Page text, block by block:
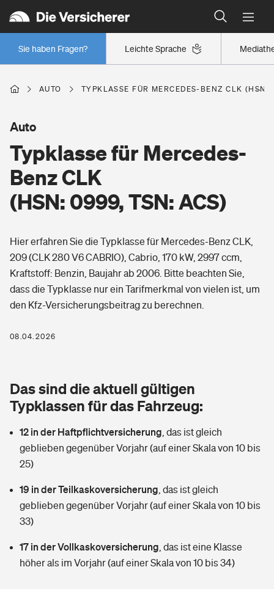
Leichte Sprache
Sie haben Fragen?
Wer versichert was: Jetzt Versicherer finden
Regionalklassen: So ist Ihre Region eingestuft
Wer versichert was: Jetzt Versicherer finden
Berufsunfähigkeitsversicherung
Arbeitsrechtsschutz
Berufshaftpflichtversicherung
Rentenrechner: Wie viel Geld bekomme ich im Alter?
Wer versichert was: Jetzt Versicherer finden
Sie haben Fragen?
Wohnen
Wohngebäudeversicherung
Hausratversicherung
Elementarversicherung
Photovoltaik
Wärmepumpen versichern
Vermieterrrechtsschutz
Mietkautionsversicherung
Restkreditversicherung
Zur Übersicht
Pri­vate Haft­pflicht­
Rechts­schutz­ver­si­che­rung
Kinderunfall­ver­si­che­rung
Reiseversicherung
Handyversicherung
Gesundheit
Private Krankenversicherung
Tierkrankenversicherung
Zur Übersicht
Wer versichert was: Jetzt Versicherer finden
Sie haben Fragen?
AUTO TYPKLASSE FÜR MERCEDES-BENZ CLK
Typklasse für Mercedes-
Benz CLK
(HSN: 0999, TSN: ACS)
Auto
Hier erfahren Sie die Typklasse für Mercedes-Benz CLK,
209 (CLK 280 V6 CABRIO), Cabrio, 170 kW, 2997 ccm,
Kraftstoff: Benzin, Baujahr ab 2006. Bitte beachten Sie,
dass die Typklasse nur ein Tarifmerkmal von vielen ist, um
den Kfz-Versicherungsbeitrag zu berechnen.
08.04.2026
Das sind die aktuell gültigen
Typklassen für das Fahrzeug:
12 in der Haftpflichtversicherung das ist gleich
geblieben gegenüber Vorjahr (auf einer Skala von 10 bis
25)
19 in der Teilkaskoversicherung das ist gleich
geblieben gegenüber Vorjahr (auf einer Skala von 10 bis
33)
17 in der Vollkaskoversicherung das ist eine Klasse
höher als im Vorjahr (auf einer Skala von 10 bis 34)